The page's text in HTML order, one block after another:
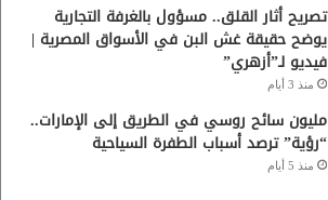
تصريح أثار القلق.. مسؤول بالغرفة التجارية
يوضح حقيقة غش البن في الأسواق المصرية |
فيديو لـ”أزهري”
منذ 3 أيام
مليون سائح روسي في الطريق إلى الإمارات..
“رؤية” ترصد أسباب الطفرة السياحية
منذ 5 أيام